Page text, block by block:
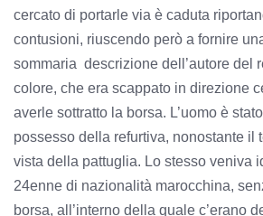
cercato di portarle via è caduta
contusioni, riuscendo però a fornire
sommaria descrizione dell’autore del
colore, che era scappato in direzione
averle sottratto la borsa. L’uomo è
possesso della refurtiva, nonostante il
vista della pattuglia. Lo stesso veniva
24enne di nazionalità marocchina,
borsa, all’interno della quale c’erano